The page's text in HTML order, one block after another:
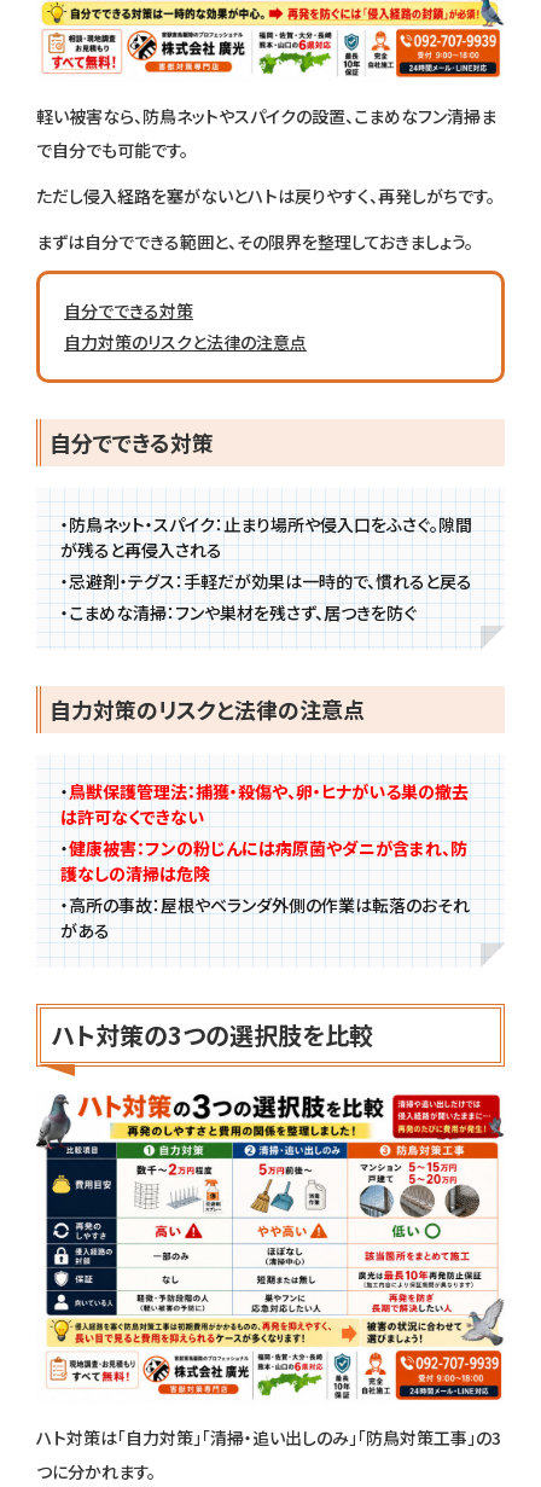
軽い被害なら、防鳥ネットやスパイクの設置、こまめなフン清掃ま
で自分でも可能です。
ただし侵入経路を塞がないとハトは戻りやすく、再発しがちです。
まずは自分でできる範囲と、その限界を整理しておきましょう。
自分でできる対策
自力対策のリスクと法律の注意点
自分でできる対策
・防鳥ネット・スパイク：止まり場所や侵入口をふさぐ。隙間
が残ると再侵入される
・忌避剤・テグス：手軽だが効果は一時的で、慣れると戻る
・こまめな清掃：フンや巣材を残さず、居つきを防ぐ
自力対策のリスクと法律の注意点
・鳥獣保護管理法：捕獲・殺傷や、卵・ヒナがいる巣の撤去
は許可なくできない
・健康被害：フンの粉じんには病原菌やダニが含まれ、防
護なしの清掃は危険
・高所の事故：屋根やベランダ外側の作業は転落のおそれ
がある
ハト対策の3つの選択肢を比較
ハト対策は「自力対策」「清掃・追い出しのみ」「防鳥対策工事」の3
つに分かれます。